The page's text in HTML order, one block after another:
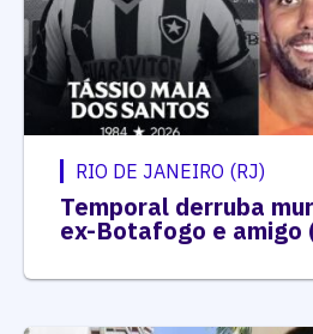
RIO DE JANEIRO (RJ)
Temporal derruba
ex-Botafogo e amigo